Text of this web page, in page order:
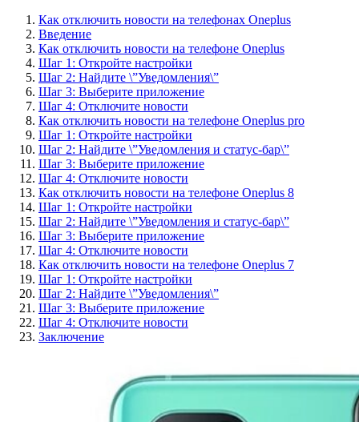
Как отключить новости на телефонах Oneplus
Введение
Как отключить новости на телефоне Oneplus
Шаг 1: Откройте настройки
Шаг 2: Найдите \”Уведомления\”
Шаг 3: Выберите приложение
Шаг 4: Отключите новости
Как отключить новости на телефоне Oneplus pro
Шаг 1: Откройте настройки
Шаг 2: Найдите \”Уведомления и статус-бар\”
Шаг 3: Выберите приложение
Шаг 4: Отключите новости
Как отключить новости на телефоне Oneplus 8
Шаг 1: Откройте настройки
Шаг 2: Найдите \”Уведомления и статус-бар\”
Шаг 3: Выберите приложение
Шаг 4: Отключите новости
Как отключить новости на телефоне Oneplus 7
Шаг 1: Откройте настройки
Шаг 2: Найдите \”Уведомления\”
Шаг 3: Выберите приложение
Шаг 4: Отключите новости
Заключение